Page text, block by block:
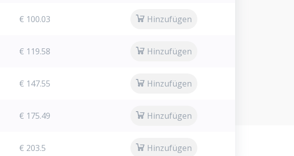
€ 100.03 Hinzufügen
€ 119.58 Hinzufügen
€ 147.55 Hinzufügen
€ 175.49 Hinzufügen
€ 203.5 Hinzufügen